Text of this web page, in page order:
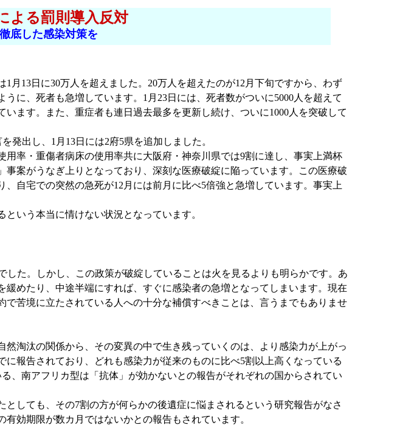
よる罰則導入反対
底した感染対策を
13日に30万人を超えました。20万人を超えたのが12月下旬ですから、わず
に、死者も急増しています。1月23日には、死者数がついに5000人を超えて
ます。また、重症者も連日過去最多を更新し続け、ついに1000人を突破して
発出し、1月13日には2府5県を追加しました。
率・重傷者病床の使用率共に大阪府・神奈川県では9割に達し、事実上満杯
案がうなぎ上りとなっており、深刻な医療破綻に陥っています。この医療破
自宅での突然の急死が12月には前月に比べ5倍強と急増しています。事実上
いう本当に情けない状況となっています。
た。しかし、この政策が破綻していることは火を見るよりも明らかです。あ
めたり、中途半端にすれば、すぐに感染者の急増となってしまいます。現在
苦境に立たされている人への十分な補償すべきことは、言うまでもありませ
淘汰の関係から、その変異の中で生き残っていくのは、より感染力が上がっ
報告されており、どれも感染力が従来のものに比べ5割以上高くなっている
、南アフリカ型は「抗体」が効かないとの報告がそれぞれの国からされてい
しても、その7割の方が何らかの後遺症に悩まされるという研究報告がなさ
効期限が数カ月ではないかとの報告もされています。